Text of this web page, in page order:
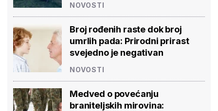
NOVOSTI
Broj rođenih raste dok broj
umrlih pada: Prirodni prirast
svejedno je negativan
NOVOSTI
Medved o povećanju
braniteljskih mirovina: